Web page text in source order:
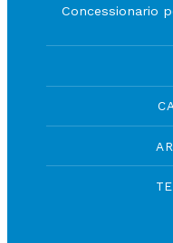
Concessionario